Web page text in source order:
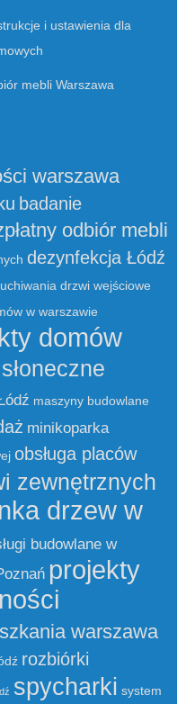
i ustawienia dla
mebli Warszawa
warszawa
badanie
odbiór mebli
dezynfekcja Łódź
drzwi wejściowe
w warszawie
domów
maszyny budowlane
minikoparka
obsługa placów
zewnętrznych
drzew w
budowlane w
projekty
warszawa
rozbiórki
spycharki system